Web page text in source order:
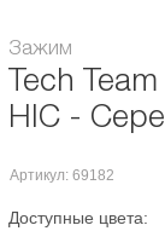
Зажим
Tech
HIC -
Артикул: 69182
Доступные цвета: